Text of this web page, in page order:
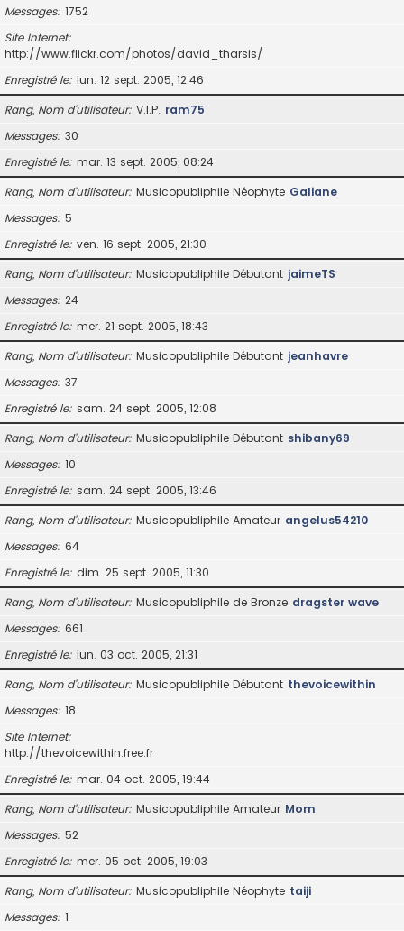
Messages 1752
Site Internet
http://www.flickr.com/photos/david_tharsis/
Enregistré le lun. 12 sept. 2005, 12:46
Rang, Nom d’utilisateur V.I.P. ram75
Messages 30
Enregistré le mar. 13 sept. 2005, 08:24
Rang, Nom d’utilisateur Musicopubliphile Néophyte Galiane
Messages 5
Enregistré le ven. 16 sept. 2005, 21:30
Rang, Nom d’utilisateur Musicopubliphile Débutant jaimeTS
Messages 24
Enregistré le mer. 21 sept. 2005, 18:43
Rang, Nom d’utilisateur Musicopubliphile Débutant jeanhavre
Messages 37
Enregistré le sam. 24 sept. 2005, 12:08
Rang, Nom d’utilisateur Musicopubliphile Débutant shibany69
Messages 10
Enregistré le sam. 24 sept. 2005, 13:46
Rang, Nom d’utilisateur Musicopubliphile Amateur angelus54210
Messages 64
Enregistré le dim. 25 sept. 2005, 11:30
Rang, Nom d’utilisateur Musicopubliphile de Bronze dragster wave
Messages 661
Enregistré le lun. 03 oct. 2005, 21:31
Rang, Nom d’utilisateur Musicopubliphile Débutant thevoicewithin
Messages 18
Site Internet
http://thevoicewithin.free.fr
Enregistré le mar. 04 oct. 2005, 19:44
Rang, Nom d’utilisateur Musicopubliphile Amateur Mom
Messages 52
Enregistré le mer. 05 oct. 2005, 19:03
Rang, Nom d’utilisateur Musicopubliphile Néophyte taiji
Messages 1